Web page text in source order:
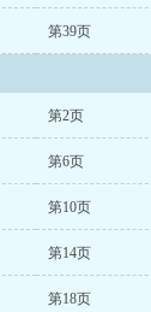
第39页
第2页
第6页
第10页
第14页
第18页